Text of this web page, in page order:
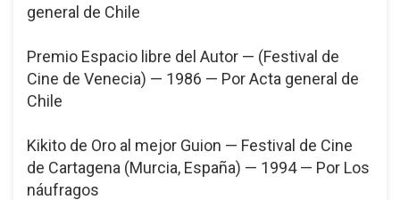
general de Chile
Premio Espacio libre del Autor — (Festival de
Cine de Venecia) — 1986 — Por Acta general de
Chile
Kikito de Oro al mejor Guion — Festival de Cine
de Cartagena (Murcia, España) — 1994 — Por Los
náufragos